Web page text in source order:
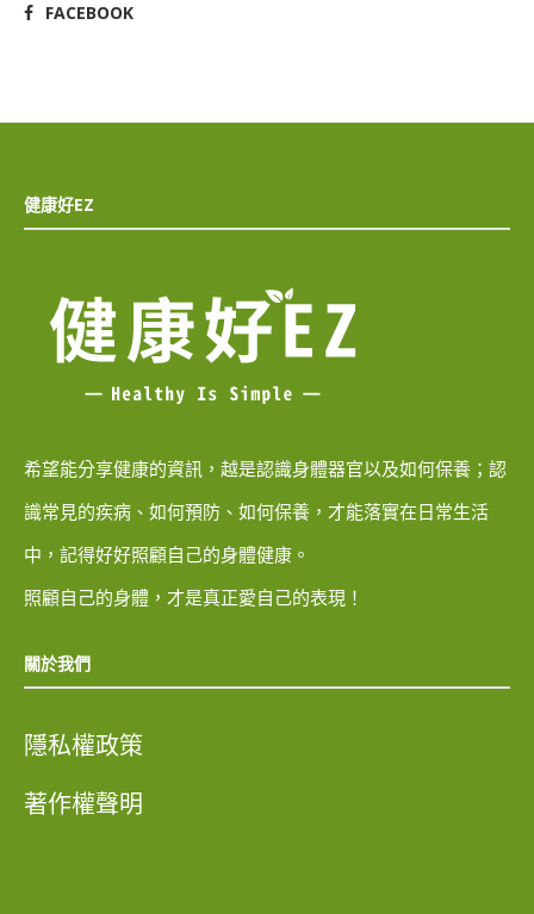
FACEBOOK
健康好EZ
希望能分享健康的資訊，越是認識身體器官以及如何保養；認
識常見的疾病、如何預防、如何保養，才能落實在日常生活
中，記得好好照顧自己的身體健康。
照顧自己的身體，才是真正愛自己的表現！
關於我們
隱私權政策
著作權聲明